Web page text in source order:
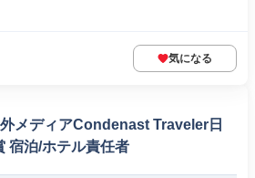
気になる
外メディアCondenast Traveler日
宿泊/ホテル責任者